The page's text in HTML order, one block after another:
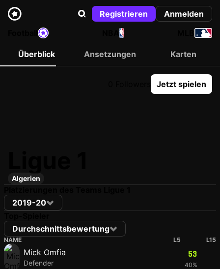
Registrieren
Anmelden
NBA
Überblick Ansetzungen Karten
Jetzt spielen
Algerien
2019-20
Durchschnittsbewertung
NAME L5 L15
Mick Omfia
Defender
53
40%